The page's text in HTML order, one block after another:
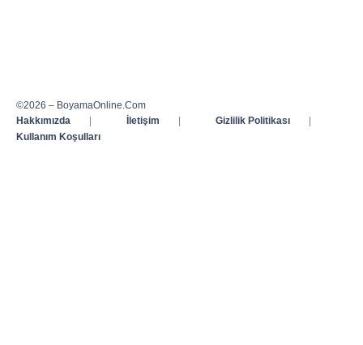
©2026 – BoyamaOnline.Com
Hakkımızda
| İletişim | Gizlilik Politikası
|
Kullanım Koşulları